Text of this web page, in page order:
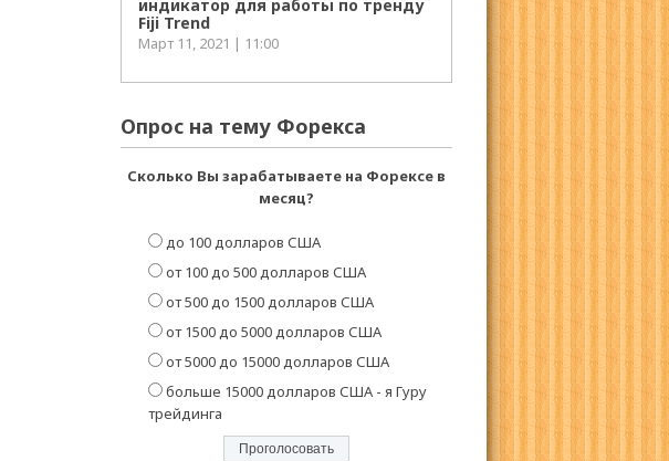
индикатор для работы по тренду
Fiji Trend
Март 11, 2021 | 11:00
Опрос на тему Форекса
Сколько Вы зарабатываете на Форексе в
месяц?
до 100 долларов США
от 100 до 500 долларов США
от 500 до 1500 долларов США
от 1500 до 5000 долларов США
от 5000 до 15000 долларов США
больше 15000 долларов США - я Гуру
трейдинга